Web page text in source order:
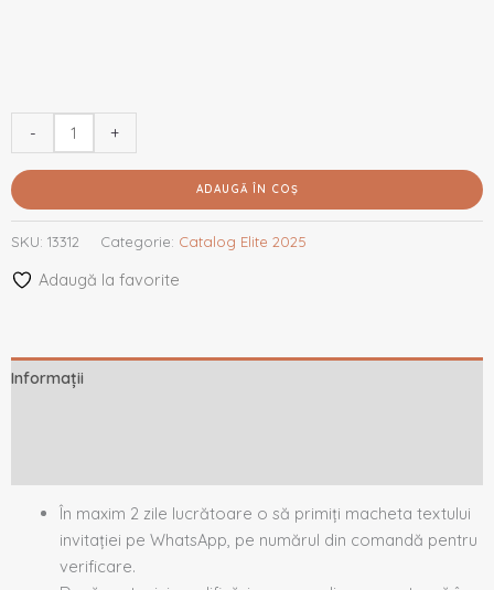
- +
ADAUGĂ ÎN COȘ
SKU: 13312 Categorie: Catalog Elite 2025
Adaugă la favorite
Informații
În maxim 2 zile lucrătoare o să primiți macheta textului
invitației pe WhatsApp, pe numărul din comandă pentru
verificare.